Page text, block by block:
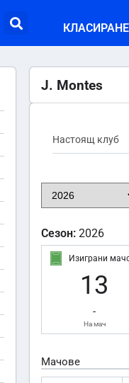
КЛАСИРАНЕ
J. Montes
Настоящ клуб
Сезон: 2026
Изиграни
13
-
На мач
Мачове